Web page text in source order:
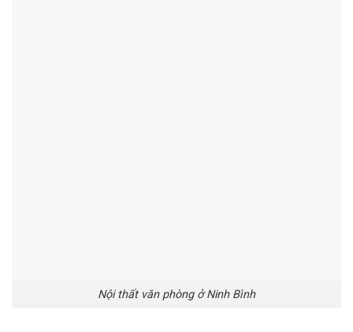
Nội thất văn phòng ở Ninh Bình